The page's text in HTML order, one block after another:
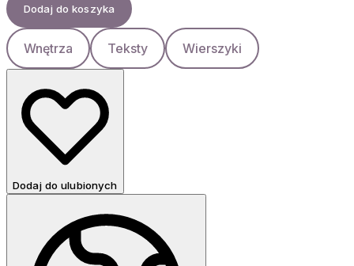
Dodaj do koszyka
Wnętrza Teksty Wierszyki
Dodaj do ulubionych